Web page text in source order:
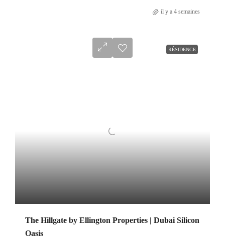
il y a 4 semaines
RÉSIDENCE
The Hillgate by Ellington Properties | Dubai Silicon
Oasis